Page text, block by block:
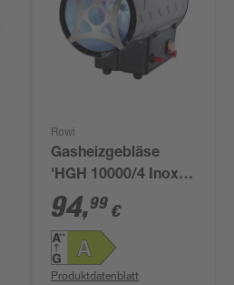
Rowi
Gasheizgebläse
'HGH 10000/4 Inox'
schwarz 10 KW
94,99 €
Produktdatenblatt